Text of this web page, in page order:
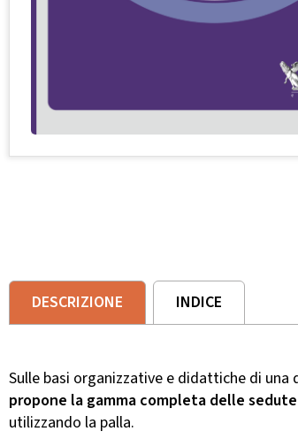
DESCRIZIONE INDICE
Sulle basi organizzative e didattiche di una
propone la gamma completa delle sedute
utilizzando la palla.